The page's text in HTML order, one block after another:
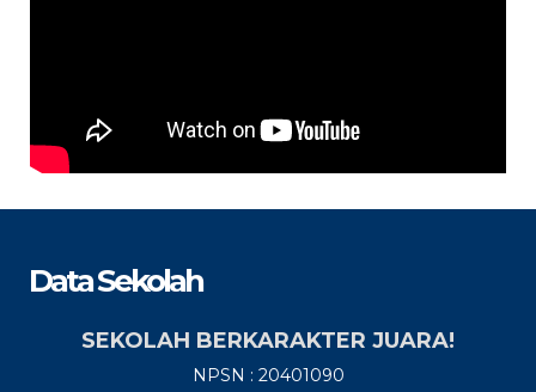
Data Sekolah
SEKOLAH BERKARAKTER JUARA!
NPSN : 20401090